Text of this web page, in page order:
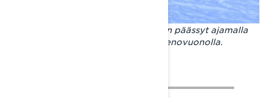
Seikkailun kohokohtia. Matkamies on päässyt ajamalla
Jäämeren rantaan Pohjois-Norjan Tenovuonolla.